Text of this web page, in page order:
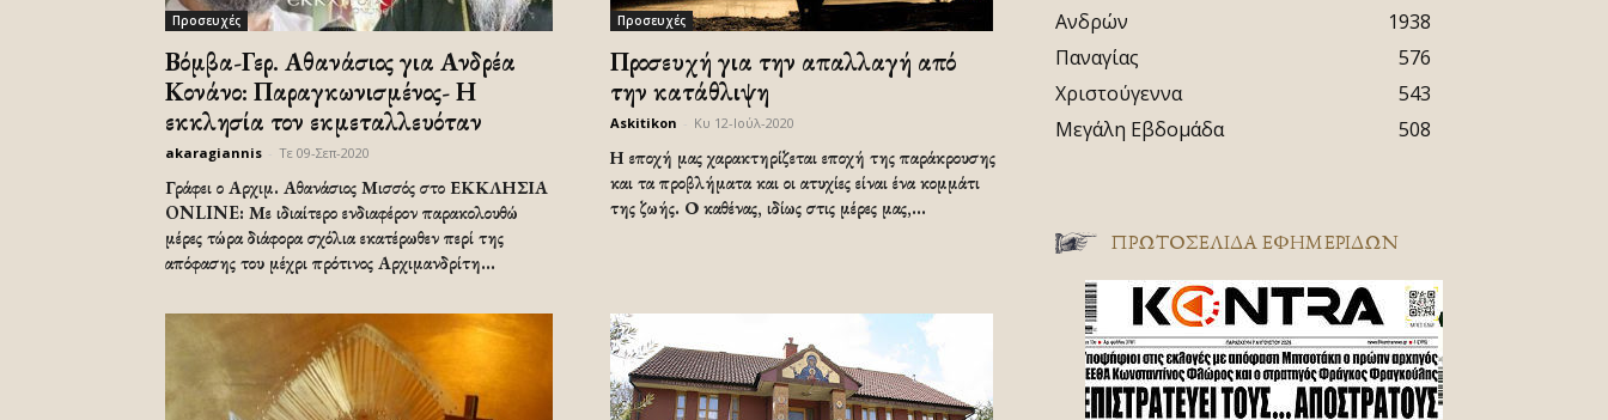
Προσευχές
Βόμβα-Γερ. Αθανάσιος για Ανδρέα
Κονάνο: Παραγκωνισμένος- Η
εκκλησία τον εκμεταλλευόταν
akaragiannis Τε 09-Σεπ-2020
Γράφει ο Αρχιμ. Αθανάσιος Μισσός στο ΕΚΚΛΗΣΙΑ
ONLINE: Με ιδιαίτερο ενδιαφέρον παρακολουθώ
μέρες τώρα διάφορα σχόλια εκατέρωθεν περί της
απόφασης του μέχρι πρότινος Αρχιμανδρίτη...
Προσευχές
Προσευχή για την απαλλαγή από
την κατάθλιψη
Askitikon Κυ 12-Ιούλ-2020
Η εποχή μας χαρακτηρίζεται εποχή της παράκρουσης
και τα προβλήματα και οι ατυχίες είναι ένα κομμάτι
της ζωής. Ο καθένας, ιδίως στις μέρες μας,...
Ανδρών
1938
Παναγίας
576
Χριστούγεννα
543
Μεγάλη Εβδομάδα
508
ΠΡΩΤΟΣΈΛΙΔΑ ΕΦΗΜΕΡΊΔΩΝ